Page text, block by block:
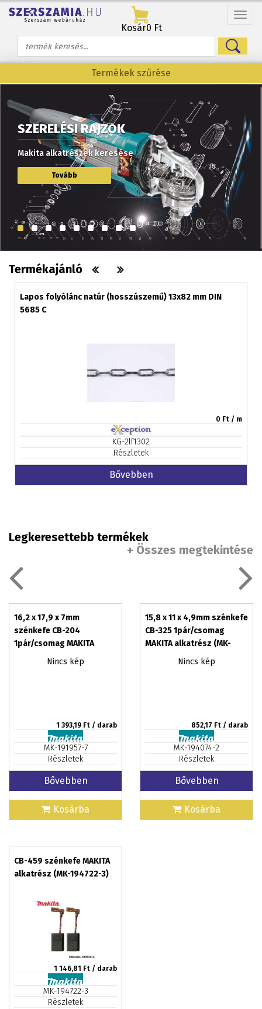
Menü
Kosár0 Ft
Termékek szűrése
SZERELÉSI RAJZOK
Makita alkatrészek keresése
Tovább
Termékajánló
Lapos folyólánc natúr (hosszúszemű) 13x82 mm DIN
5685 C
0 Ft / m
KG-2lf1302
Részletek
Bővebben
Legkeresettebb termékek
+ Összes megtekintése
16,2 x 17,9 x 7mm
szénkefe CB-204
1pár/csomag MAKITA
alkatrész (MK-191957-7)
Nincs kép
1 393,19 Ft / darab
MK-191957-7
Részletek
Bővebben
Kosárba
15,8 x 11 x 4,9mm szénkefe
CB-325 1pár/csomag
MAKITA alkatrész (MK-
194074-2)
Nincs kép
852,17 Ft / darab
MK-194074-2
Részletek
Bővebben
Kosárba
CB-459 szénkefe MAKITA
alkatrész (MK-194722-3)
1 146,81 Ft / darab
MK-194722-3
Részletek